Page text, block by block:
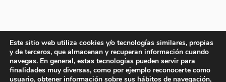
Este sitio web utiliza cookies y/o tecnologías similares, propias
y de terceros, que almacenan y recuperan información cuando
navegas. En general, estas tecnologías pueden servir para
finalidades muy diversas, como por ejemplo reconocerte como
usuario, obtener información sobre sus hábitos de navegación,